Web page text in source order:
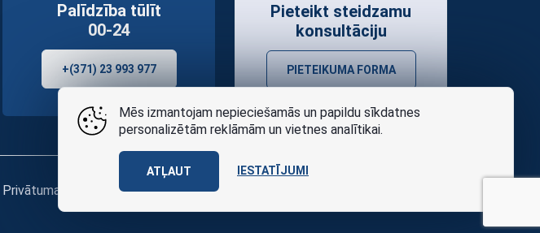
Palīdzība tūlīt
00-24
+(371) 23 993 977
Pieteikt steidzamu
konsultāciju
PIETEIKUMA FORMA
Privātuma politikai unlietošanas noteikumi
Mēs izmantojam nepieciešamās un papildu sīkdatnes
personalizētām reklāmām un vietnes analītikai.
ATĻAUT IESTATĪJUMI